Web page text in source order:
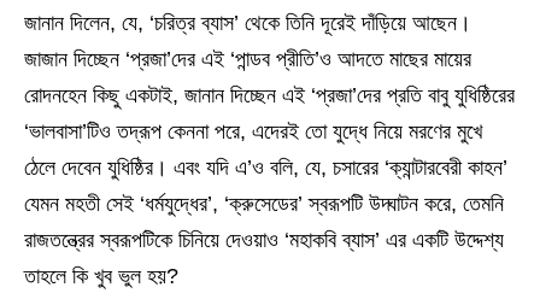
জানান দিলেন, যে, ‘চরিত্র ব্যাস’ থেকে তিনি দূরেই দাঁড়িয়ে আছেন।
জাজান দিচ্ছেন ‘প্রজা’দের এই ‘পান্ডব প্রীতি’ও আদতে মাছের মায়ের
রোদনহেন কিছু একটাই, জানান দিচ্ছেন এই ‘প্রজা’দের প্রতি বাবু যুধিষ্ঠিরের
‘ভালবাসা’টিও তদ্রূপ কেননা পরে, এদেরই তো যুদ্ধে নিয়ে মরণের মুখে
ঠেলে দেবেন যুধিষ্ঠির। এবং যদি এ’ও বলি, যে, চসারের ‘ক্যান্টারবেরী কাহন’
যেমন মহতী সেই ‘ধর্মযুদ্ধের’, ‘ক্রুসেডের’ স্বরূপটি উদ্ঘাটন করে, তেমনি
রাজতন্ত্রের স্বরূপটিকে চিনিয়ে দেওয়াও ‘মহাকবি ব্যাস’ এর একটি উদ্দেশ্য
তাহলে কি খুব ভুল হয়?